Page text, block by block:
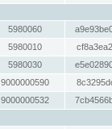
5980060
5980010
5980030
9000000590
9000000532